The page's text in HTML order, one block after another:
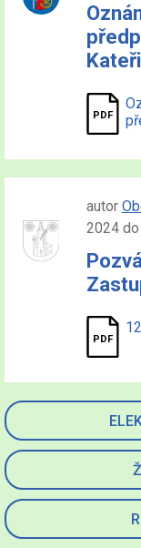
autor
2024